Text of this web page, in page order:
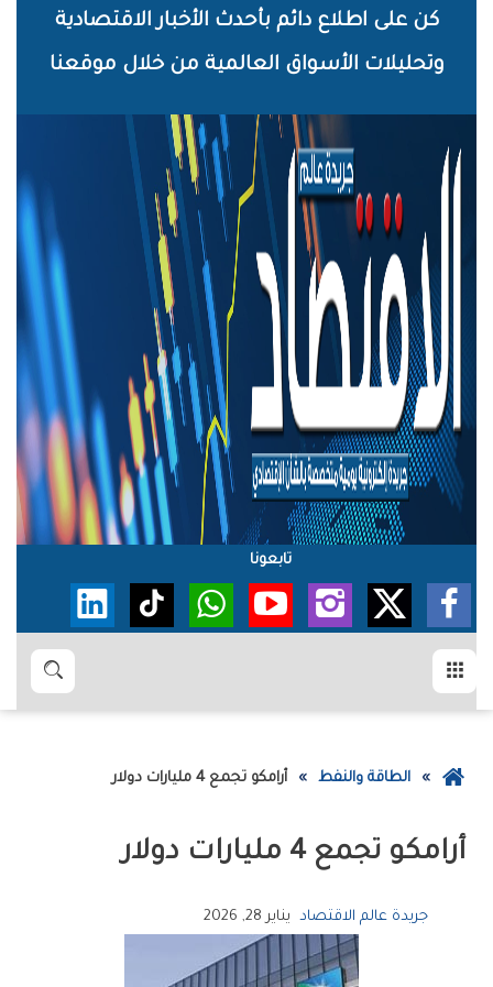
الرئيسي
كن على اطلاع دائم بأحدث الأخبار الاقتصادية
وتحليلات الأسواق العالمية من خلال موقعنا
تابعونا
بحث
عودة
الصفحة
الرئيسية
الطاقة والنفط أرامكو‭ ‬تجمع‭ ‬4‭ ‬مليارات‭ ‬دولار‭ ‬
أرامكو‭ ‬تجمع‭ ‬4‭ ‬مليارات‭ ‬دولار‭ ‬
جريدة عالم الاقتصاد يناير 28, 2026